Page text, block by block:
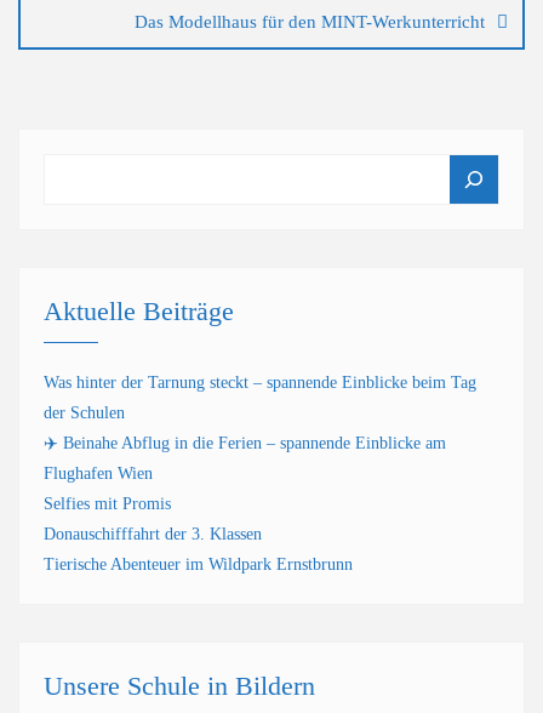
Das Modellhaus für den MINT-Werkunterricht
Aktuelle Beiträge
Was hinter der Tarnung steckt – spannende Einblicke beim Tag
der Schulen
✈️ Beinahe Abflug in die Ferien – spannende Einblicke am
Flughafen Wien
Selfies mit Promis
Donauschifffahrt der 3. Klassen
Tierische Abenteuer im Wildpark Ernstbrunn
Unsere Schule in Bildern